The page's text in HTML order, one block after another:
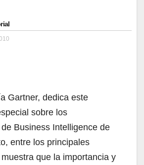
Gartner, dedica este
sobre los
Business Intelligence de
entre los principales
que la importancia y